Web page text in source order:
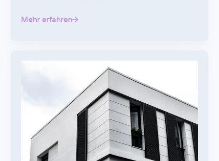
Mehr erfahren